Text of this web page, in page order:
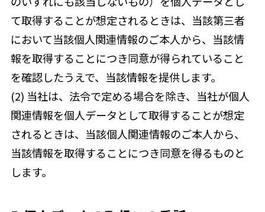
て取得することが想定されるときは、当該第三者
において当該個人関連情報のご本人から、当該情
報を取得することにつき同意が得られていること
を確認したうえで、当該情報を提供します。
(2) 当社は、法令で定める場合を除き、当社が個人
関連情報を個人データとして取得することが想定
されるときは、当該個人関連情報のご本人から、
当該情報を取得することにつき同意を得るものと
します。